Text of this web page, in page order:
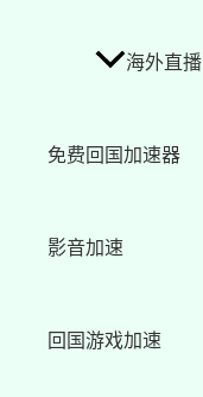
海外直播
免费回国加速器
影音加速
回国游戏加速